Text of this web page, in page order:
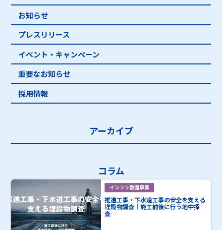
お知らせ
プレスリリース
イベント・キャンペーン
重要なお知らせ
採用情報
アーカイブ
コラム
インフラ整備事業
推進工事・下水道工事の安全を支える
埋設物調査｜施工前後に行う地中探
査…